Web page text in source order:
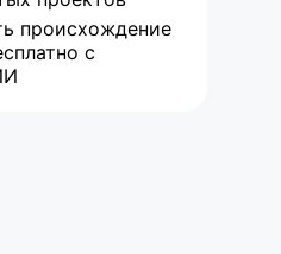
происхождение
с